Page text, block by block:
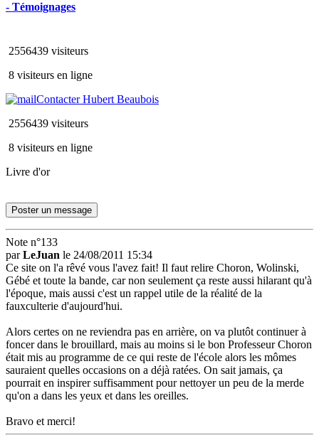
- Témoignages
2556439 visiteurs
8 visiteurs en ligne
Contacter Hubert Beaubois
2556439 visiteurs
8 visiteurs en ligne
Livre d'or
Poster un message
Note n°133
parLeJuan le 24/08/2011 15:34
Ce site on l'a rêvé vous l'avez fait! Il faut relire Choron, Wolinski,
Gébé et toute la bande, car non seulement ça reste aussi hilarant qu'à
l'époque, mais aussi c'est un rappel utile de la réalité de la
fauxculterie d'aujourd'hui.
Alors certes on ne reviendra pas en arrière, on va plutôt continuer à
foncer dans le brouillard, mais au moins si le bon Professeur Choron
était mis au programme de ce qui reste de l'école alors les mômes
sauraient quelles occasions on a déjà ratées. On sait jamais, ça
pourrait en inspirer suffisamment pour nettoyer un peu de la merde
qu'on a dans les yeux et dans les oreilles.
Bravo et merci!